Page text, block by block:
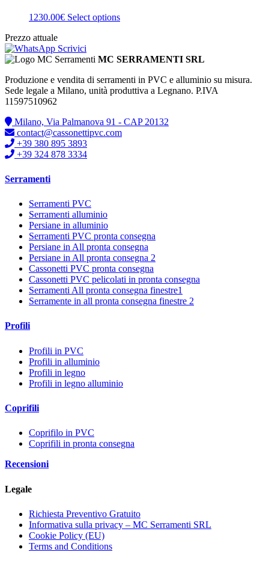
1230.00€ Select options
Prezzo attuale
Scrivici
MC SERRAMENTI SRL
Produzione e vendita di serramenti in PVC e alluminio su misura.
Sede legale a Milano, unità produttiva a Legnano. P.IVA
11597510962
Milano, Via Palmanova 91 - CAP 20132
contact@cassonettipvc.com
+39 380 895 3893
+39 324 878 3334
Serramenti
Serramenti PVC
Serramenti alluminio
Persiane in alluminio
Serramenti PVC pronta consegna
Persiane in All pronta consegna
Persiane in All pronta consegna 2
Cassonetti PVC pronta consegna
Cassonetti PVC pelicolati in pronta consegna
Serramenti All pronta consegna finestre1
Serramente in all pronta consegna finestre 2
Profili
Profili in PVC
Profili in alluminio
Profili in legno
Profili in legno alluminio
Coprifili
Coprifilo in PVC
Coprifili in pronta consegna
Recensioni
Legale
Richiesta Preventivo Gratuito
Informativa sulla privacy – MC Serramenti SRL
Cookie Policy (EU)
Terms and Conditions